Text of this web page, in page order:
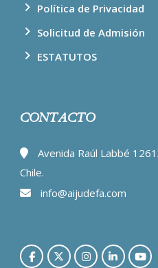
Política de Privacidad
Solicitud de Admisión
ESTATUTOS
CONTACTO
Avenida Raúl Labbé
Chile.
info@aijudefa.com